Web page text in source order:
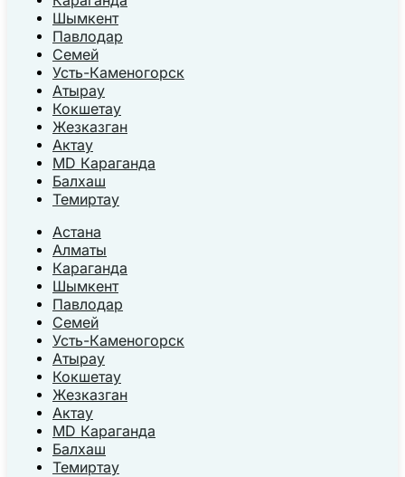
Шымкент
Павлодар
Семей
Усть-Каменогорск
Атырау
Кокшетау
Жезказган
Актау
MD Караганда
Балхаш
Темиртау
Астана
Алматы
Караганда
Шымкент
Павлодар
Семей
Усть-Каменогорск
Атырау
Кокшетау
Жезказган
Актау
MD Караганда
Балхаш
Темиртау